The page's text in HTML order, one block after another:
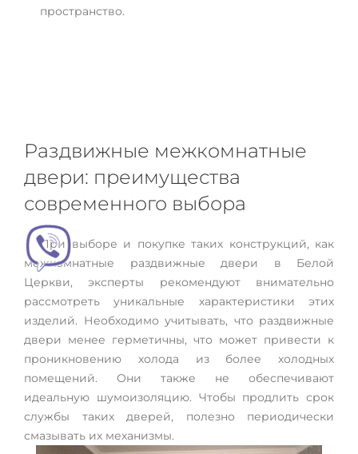
пространство.
Раздвижные межкомнатные
двери: преимущества
современного выбора
При выборе и покупке таких конструкций, как
межкомнатные раздвижные двери в Белой
Церкви, эксперты рекомендуют внимательно
рассмотреть уникальные характеристики этих
изделий. Необходимо учитывать, что раздвижные
двери менее герметичны, что может привести к
проникновению холода из более холодных
помещений. Они также не обеспечивают
идеальную шумоизоляцию. Чтобы продлить срок
службы таких дверей, полезно периодически
смазывать их механизмы.